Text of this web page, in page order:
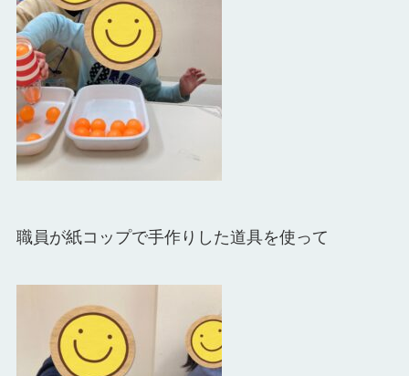
職員が紙コップで手作りした道具を使って